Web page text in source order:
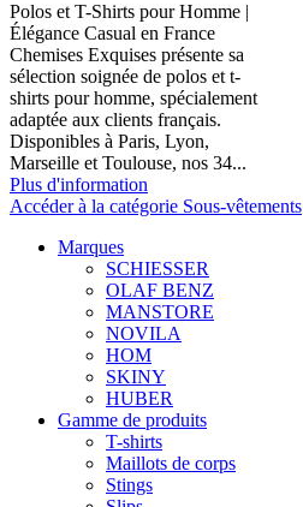
Polos et T-Shirts pour Homme |
Élégance Casual en France
Chemises Exquises présente sa
sélection soignée de polos et t-
shirts pour homme, spécialement
adaptée aux clients français.
Disponibles à Paris, Lyon,
Marseille et Toulouse, nos 34...
Plus d'information
Accéder à la catégorie Sous-vêtements
Marques
SCHIESSER
OLAF BENZ
MANSTORE
NOVILA
HOM
SKINY
HUBER
Gamme de produits
T-shirts
Maillots de corps
Stings